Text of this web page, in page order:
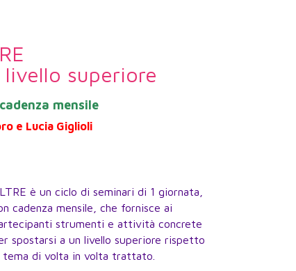
superiore
mensile
e Lucia Giglioli
è un ciclo di seminari di 1 giornata,
cadenza mensile, che fornisce ai
strumenti e attività concrete
spostarsi a un livello superiore rispetto
tema di volta in volta trattato.